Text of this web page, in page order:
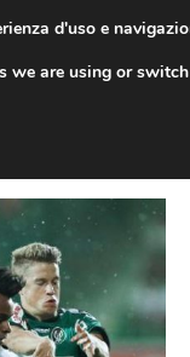
d'uso e
we are using or